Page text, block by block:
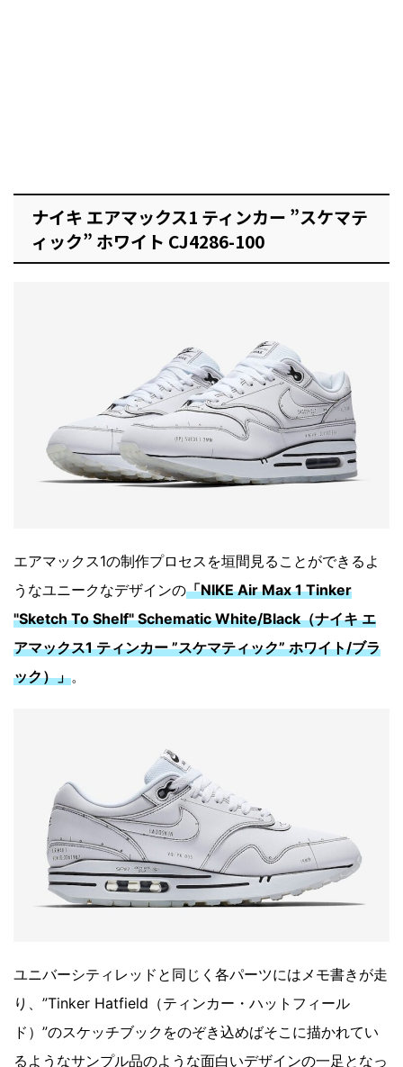
ナイキ エアマックス1 ティンカー ”スケマテ
ィック” ホワイト CJ4286-100
エアマックス1の制作プロセスを垣間見ることができるよ
うなユニークなデザインの「NIKE Air Max 1 Tinker
"Sketch To Shelf" Schematic White/Black（ナイキ エ
アマックス1 ティンカー ”スケマティック” ホワイト/ブラ
ック）」。
ユニバーシティレッドと同じく各パーツにはメモ書きが走
り、”Tinker Hatfield（ティンカー・ハットフィール
ド）”のスケッチブックをのぞき込めばそこに描かれてい
るようなサンプル品のような面白いデザインの一足となっ